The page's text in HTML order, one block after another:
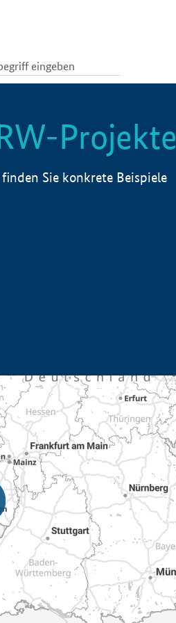
Projekte
Sie konkrete Beispiele